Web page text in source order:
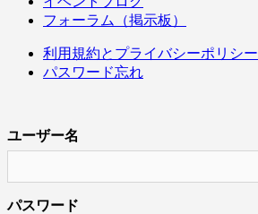
フォーラム（掲示板）
利用規約とプライバシーポリシー
パスワード忘れ
ユーザー名
パスワード